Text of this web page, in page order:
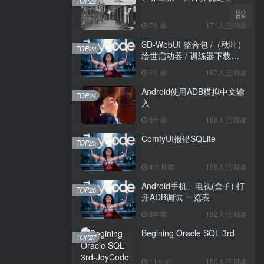
7年前 171人已阅读
SD-WebUI 整合包 /（秋叶）
绘世启动器 / 训练器下载导
2年前 167人已阅读
TOP23
Android使用ADB模拟中文输
入
6年前 166人已阅读
TOP24
ComfyUI报错SQLite
4个月前 156人已阅读
TOP25
Android手机、电视(盒子) 打
开ADB调试 一览表
6年前 152人已阅读
TOP26
Begining Oracle SQL 3rd
11年前 150人已阅读
TOP27